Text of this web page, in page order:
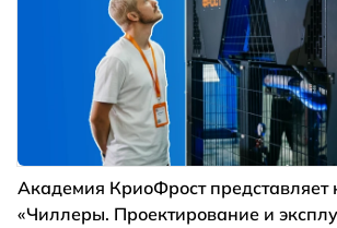
Академия КриоФрост представляет
«Чиллеры. Проектирование и